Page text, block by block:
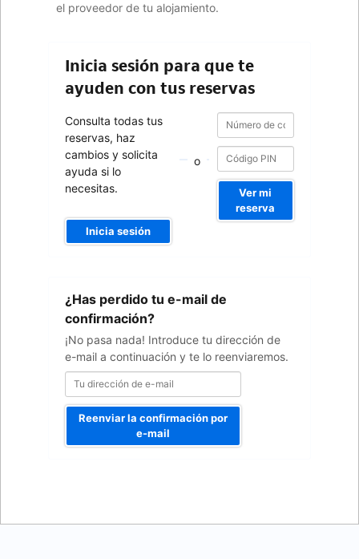
el proveedor de tu alojamiento.
Inicia sesión para que te
ayuden con tus reservas
Consulta todas tus
reservas, haz
cambios y solicita
ayuda si lo
necesitas.
Inicia sesión
o
Número
de
confirmación
Número
confirmación
Ver mi
reserva
¿Has perdido tu e-mail de
confirmación?
¡No pasa nada! Introduce tu dirección de
e-mail a continuación y te lo reenviaremos.
dirección
Reenviar la confirmación por
e-mail